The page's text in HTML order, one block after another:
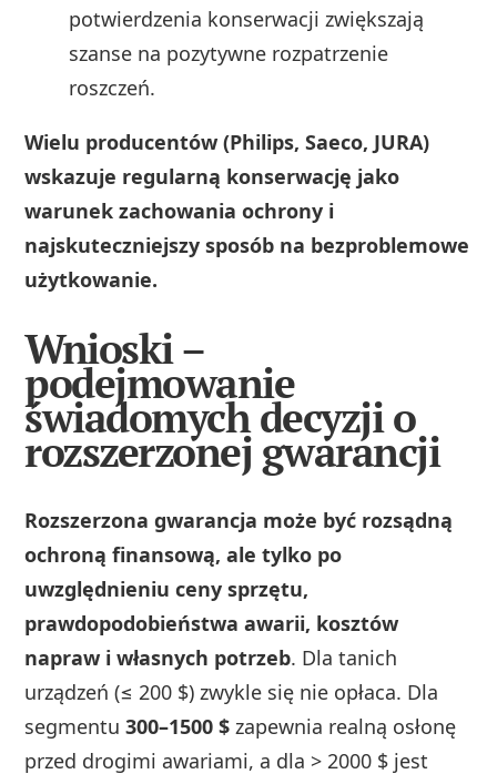
potwierdzenia konserwacji zwiększają
szanse na pozytywne rozpatrzenie
roszczeń.
Wielu producentów (Philips, Saeco, JURA)
wskazuje regularną konserwację jako
warunek zachowania ochrony i
najskuteczniejszy sposób na bezproblemowe
użytkowanie.
Wnioski –
podejmowanie
świadomych decyzji o
rozszerzonej gwarancji
Rozszerzona gwarancja może być rozsądną
ochroną finansową, ale tylko po
uwzględnieniu ceny sprzętu,
prawdopodobieństwa awarii, kosztów
napraw i własnych potrzeb. Dla tanich
urządzeń (≤ 200 $) zwykle się nie opłaca. Dla
segmentu300–1500 $ zapewnia realną osłonę
przed drogimi awariami, a dla > 2000 $ jest